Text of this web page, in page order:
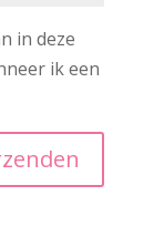
in deze
ik een